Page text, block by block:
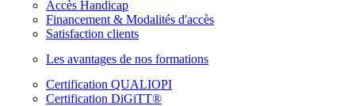
Accès Handicap
Financement & Modalités d'accès
Satisfaction clients
Les avantages de nos formations
Certification QUALIOPI
Certification DiGiTT®